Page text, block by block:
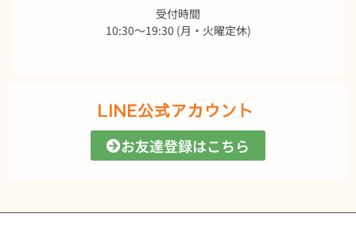
受付時間
10:30～19:30 (月・火曜定休)
LINE公式アカウント
お友達登録はこちら